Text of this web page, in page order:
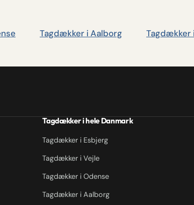
Tagdækker i Aalborg Tagdækker
Tagdækker i hele Danmark
Tagdækker i Esbjerg
Tagdækker i Vejle
Tagdækker i Odense
Tagdækker i Aalborg